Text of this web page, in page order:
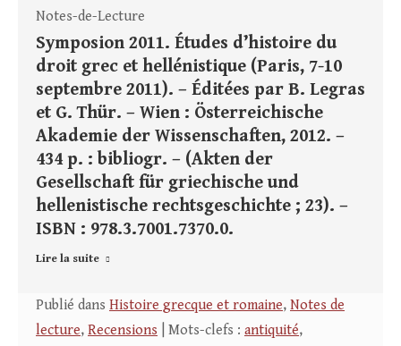
Notes-de-Lecture
Symposion 2011. Études d’histoire du
droit grec et hellénistique (Paris, 7-10
septembre 2011). – Éditées par B. Legras
et G. Thür. – Wien : Österreichische
Akademie der Wissenschaften, 2012. –
434 p. : bibliogr. – (Akten der
Gesellschaft für griechische und
hellenistische rechtsgeschichte ; 23). –
ISBN : 978.3.7001.7370.0.
Lire la suite
Publié dans Histoire grecque et romaine, Notes de
lecture, Recensions | Mots-clefs : antiquité,